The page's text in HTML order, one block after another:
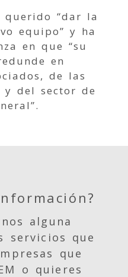
querido “dar la
equipo” y ha
en que “su
en
de las
y del sector de
alguna
servicios que
que
o quieres